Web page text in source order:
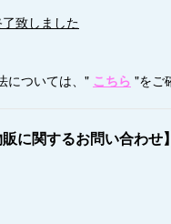
致しました
については、" こちら "をご
に関するお問い合わせ】